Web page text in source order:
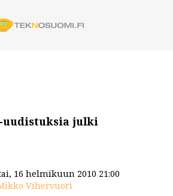
uudistuksia julki
16 helmikuun 2010 21:00
Vihervuori